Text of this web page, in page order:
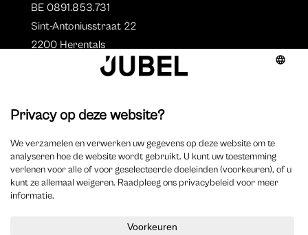
BE 0891.853.731
Sint-Antoniusstraat 22
2200 Herentals
Auteurs
Overzicht auteurs
Auteur worden?